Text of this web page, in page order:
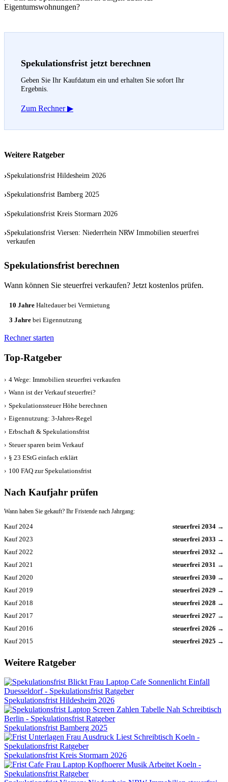
Eigentumswohnungen?
Spekulationsfrist jetzt berechnen
Geben Sie Ihr Kaufdatum ein und erhalten Sie sofort Ihr
Ergebnis.
Zum Rechner ▶
Weitere Ratgeber
›Spekulationsfrist Hildesheim 2026
›Spekulationsfrist Bamberg 2025
›Spekulationsfrist Kreis Stormarn 2026
›Spekulationsfrist Viersen: Niederrhein NRW Immobilien steuerfrei
verkaufen
Spekulationsfrist berechnen
Wann können Sie steuerfrei verkaufen? Jetzt kostenlos prüfen.
10 Jahre Haltedauer bei Vermietung
3 Jahre bei Eigennutzung
Rechner starten
Top-Ratgeber
› 4 Wege: Immobilien steuerfrei verkaufen
› Wann ist der Verkauf steuerfrei?
› Spekulationssteuer Höhe berechnen
› Eigennutzung: 3-Jahres-Regel
› Erbschaft & Spekulationsfrist
› Steuer sparen beim Verkauf
› § 23 EStG einfach erklärt
› 100 FAQ zur Spekulationsfrist
Nach Kaufjahr prüfen
Wann haben Sie gekauft? Ihr Fristende nach Jahrgang:
Kauf 2024
steuerfrei 2034 →
Kauf 2023
steuerfrei 2033 →
Kauf 2022
steuerfrei 2032 →
Kauf 2021
steuerfrei 2031 →
Kauf 2020
steuerfrei 2030 →
Kauf 2019
steuerfrei 2029 →
Kauf 2018
steuerfrei 2028 →
Kauf 2017
steuerfrei 2027 →
Kauf 2016
steuerfrei 2026 →
Kauf 2015
steuerfrei 2025 →
Weitere Ratgeber
Spekulationsfrist Hildesheim 2026
Spekulationsfrist Bamberg 2025
Spekulationsfrist Kreis Stormarn 2026